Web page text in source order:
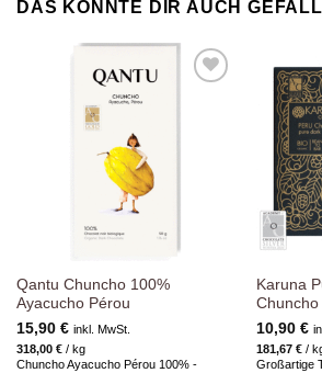
DAS KÖNNTE DIR AUCH
Qantu Chuncho 100%
Ayacucho Pérou
15,90 € inkl. MwSt.
318,00 €/ kg
Chuncho Ayacucho Pérou 100% -
Karuna
Chuncho
10,90 €
181,67 €/
Großartige